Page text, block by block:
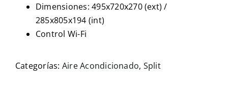
Dimensiones: 495x720x270 (ext) /
285x805x194 (int)
Control Wi-Fi
Categorías: Aire Acondicionado, Split